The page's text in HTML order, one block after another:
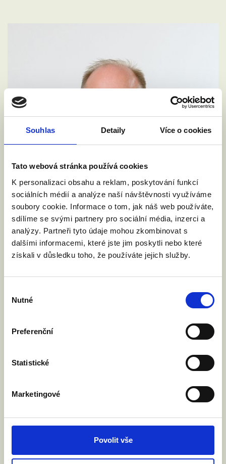
Souhlas Detaily Více o cookies
Tato webová stránka používá cookies
K personalizaci obsahu a reklam, poskytování funkcí
sociálních médií a analýze naší návštěvnosti využíváme
soubory cookie. Informace o tom, jak náš web používáte,
sdílíme se svými partnery pro sociální média, inzerci a
analýzy. Partneři tyto údaje mohou zkombinovat s
dalšími informacemi, které jste jim poskytli nebo které
získali v důsledku toho, že používáte jejich služby.
souhlasu
Nutné
Preferenční
Statistické
Marketingové
Povolit vše
VYZVALI JSME MINISTRA
HRANICÍCH ZTRÁCET SVÉ RODIČE
4. 6. 2026
Rada EU bude v pátek 5. června jednat o
rodičovství. Nejde o uznávání zahraničních
manželství, ale o uznávání rodičovských
práv. Vyzvali jsme ministra spravedlnosti
Jeronýma Tejce, aby Česká republika návrh
Číst článek